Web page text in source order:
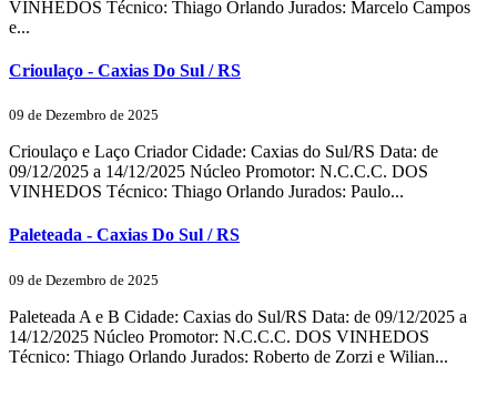
VINHEDOS Técnico: Thiago Orlando Jurados: Marcelo Campos
e...
Crioulaço - Caxias Do Sul / RS
09 de Dezembro de 2025
Crioulaço e Laço Criador Cidade: Caxias do Sul/RS Data: de
09/12/2025 a 14/12/2025 Núcleo Promotor: N.C.C.C. DOS
VINHEDOS Técnico: Thiago Orlando Jurados: Paulo...
Paleteada - Caxias Do Sul / RS
09 de Dezembro de 2025
Paleteada A e B Cidade: Caxias do Sul/RS Data: de 09/12/2025 a
14/12/2025 Núcleo Promotor: N.C.C.C. DOS VINHEDOS
Técnico: Thiago Orlando Jurados: Roberto de Zorzi e Wilian...